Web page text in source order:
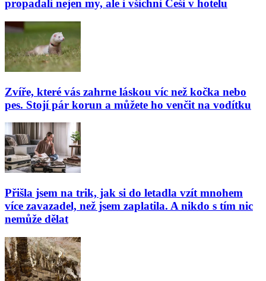
propadali nejen my, ale i všichni Češi v hotelu
Zvíře, které vás zahrne láskou víc než kočka nebo
pes. Stojí pár korun a můžete ho venčit na vodítku
Přišla jsem na trik, jak si do letadla vzít mnohem
více zavazadel, než jsem zaplatila. A nikdo s tím nic
nemůže dělat